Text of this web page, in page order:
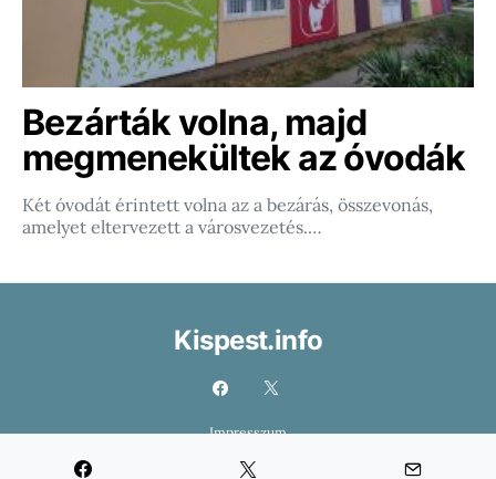
Bezárták volna, majd
megmenekültek az óvodák
Két óvodát érintett volna az a bezárás, összevonás,
amelyet eltervezett a városvezetés.…
Kispest.info
Impresszum